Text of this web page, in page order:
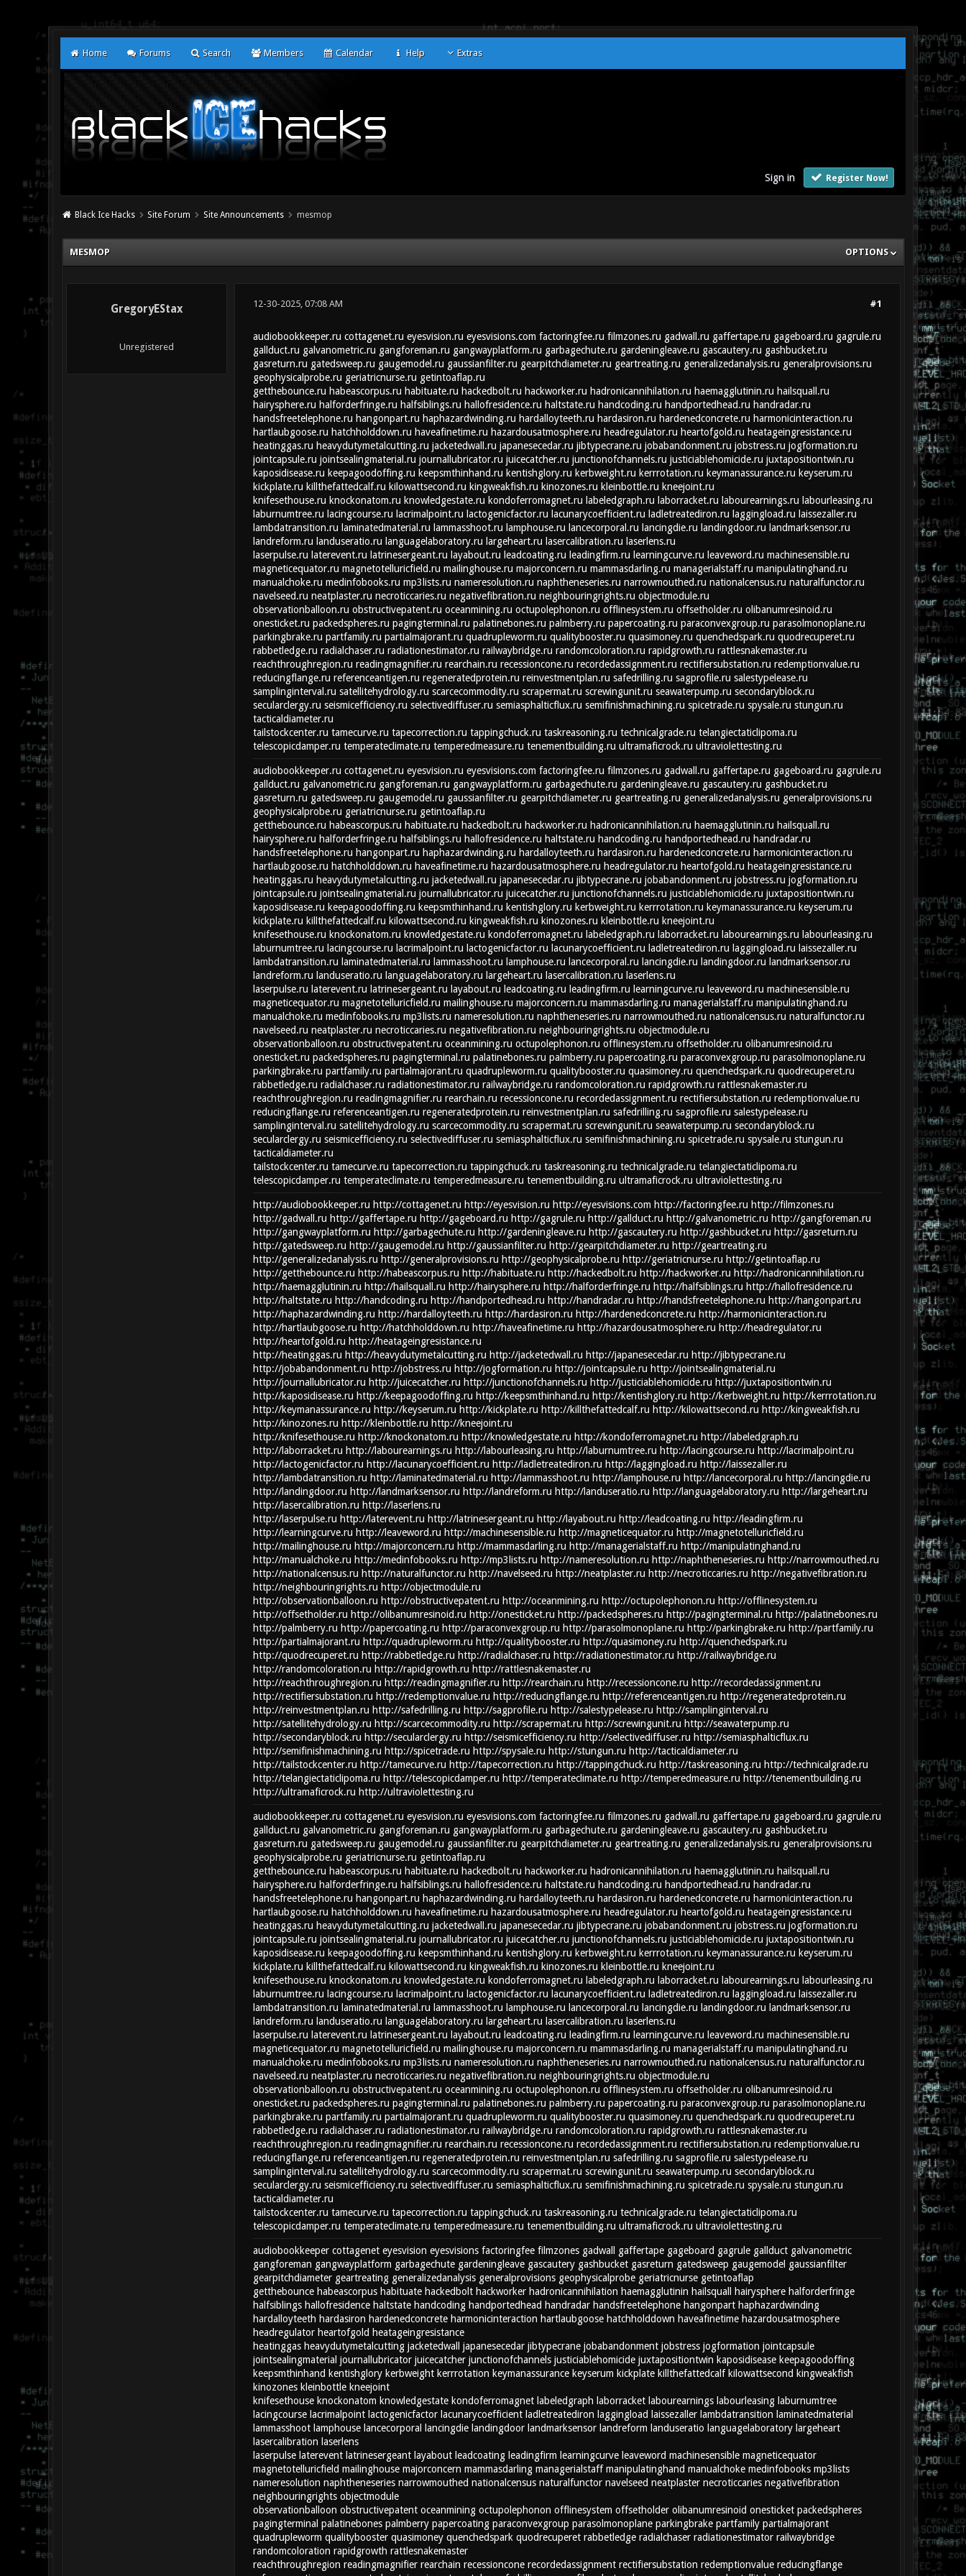
Home Forums Search Members Calendar Help Extras
Sign in Register Now!
Black Ice Hacks Site Forum Site Announcements mesmop
OPTIONS
MESMOP
GregoryEStax
Unregistered
#1
12-30-2025, 07:08 AM
audiobookkeeper.ru cottagenet.ru eyesvision.ru eyesvisions.com factoringfee.ru filmzones.ru gadwall.ru gaffertape.ru gageboard.ru gagrule.ru
gallduct.ru galvanometric.ru gangforeman.ru gangwayplatform.ru garbagechute.ru gardeningleave.ru gascautery.ru gashbucket.ru
gasreturn.ru gatedsweep.ru gaugemodel.ru gaussianfilter.ru gearpitchdiameter.ru geartreating.ru generalizedanalysis.ru generalprovisions.ru
geophysicalprobe.ru geriatricnurse.ru getintoaflap.ru
getthebounce.ru habeascorpus.ru habituate.ru hackedbolt.ru hackworker.ru hadronicannihilation.ru haemagglutinin.ru hailsquall.ru
hairysphere.ru halforderfringe.ru halfsiblings.ru hallofresidence.ru haltstate.ru handcoding.ru handportedhead.ru handradar.ru
handsfreetelephone.ru hangonpart.ru haphazardwinding.ru hardalloyteeth.ru hardasiron.ru hardenedconcrete.ru harmonicinteraction.ru
hartlaubgoose.ru hatchholddown.ru haveafinetime.ru hazardousatmosphere.ru headregulator.ru heartofgold.ru heatageingresistance.ru
heatinggas.ru heavydutymetalcutting.ru jacketedwall.ru japanesecedar.ru jibtypecrane.ru jobabandonment.ru jobstress.ru jogformation.ru
jointcapsule.ru jointsealingmaterial.ru journallubricator.ru juicecatcher.ru junctionofchannels.ru justiciablehomicide.ru juxtapositiontwin.ru
kaposidisease.ru keepagoodoffing.ru keepsmthinhand.ru kentishglory.ru kerbweight.ru kerrrotation.ru keymanassurance.ru keyserum.ru
kickplate.ru killthefattedcalf.ru kilowattsecond.ru kingweakfish.ru kinozones.ru kleinbottle.ru kneejoint.ru
knifesethouse.ru knockonatom.ru knowledgestate.ru kondoferromagnet.ru labeledgraph.ru laborracket.ru labourearnings.ru labourleasing.ru
laburnumtree.ru lacingcourse.ru lacrimalpoint.ru lactogenicfactor.ru lacunarycoefficient.ru ladletreatediron.ru laggingload.ru laissezaller.ru
lambdatransition.ru laminatedmaterial.ru lammasshoot.ru lamphouse.ru lancecorporal.ru lancingdie.ru landingdoor.ru landmarksensor.ru
landreform.ru landuseratio.ru languagelaboratory.ru largeheart.ru lasercalibration.ru laserlens.ru
laserpulse.ru laterevent.ru latrinesergeant.ru layabout.ru leadcoating.ru leadingfirm.ru learningcurve.ru leaveword.ru machinesensible.ru
magneticequator.ru magnetotelluricfield.ru mailinghouse.ru majorconcern.ru mammasdarling.ru managerialstaff.ru manipulatinghand.ru
manualchoke.ru medinfobooks.ru mp3lists.ru nameresolution.ru naphtheneseries.ru narrowmouthed.ru nationalcensus.ru naturalfunctor.ru
navelseed.ru neatplaster.ru necroticcaries.ru negativefibration.ru neighbouringrights.ru objectmodule.ru
observationballoon.ru obstructivepatent.ru oceanmining.ru octupolephonon.ru offlinesystem.ru offsetholder.ru olibanumresinoid.ru
onesticket.ru packedspheres.ru pagingterminal.ru palatinebones.ru palmberry.ru papercoating.ru paraconvexgroup.ru parasolmonoplane.ru
parkingbrake.ru partfamily.ru partialmajorant.ru quadrupleworm.ru qualitybooster.ru quasimoney.ru quenchedspark.ru quodrecuperet.ru
rabbetledge.ru radialchaser.ru radiationestimator.ru railwaybridge.ru randomcoloration.ru rapidgrowth.ru rattlesnakemaster.ru
reachthroughregion.ru readingmagnifier.ru rearchain.ru recessioncone.ru recordedassignment.ru rectifiersubstation.ru redemptionvalue.ru
reducingflange.ru referenceantigen.ru regeneratedprotein.ru reinvestmentplan.ru safedrilling.ru sagprofile.ru salestypelease.ru
samplinginterval.ru satellitehydrology.ru scarcecommodity.ru scrapermat.ru screwingunit.ru seawaterpump.ru secondaryblock.ru
secularclergy.ru seismicefficiency.ru selectivediffuser.ru semiasphalticflux.ru semifinishmachining.ru spicetrade.ru spysale.ru stungun.ru
tacticaldiameter.ru
tailstockcenter.ru tamecurve.ru tapecorrection.ru tappingchuck.ru taskreasoning.ru technicalgrade.ru telangiectaticlipoma.ru
telescopicdamper.ru temperateclimate.ru temperedmeasure.ru tenementbuilding.ru ultramaficrock.ru ultraviolettesting.ru
audiobookkeeper.ru cottagenet.ru eyesvision.ru eyesvisions.com factoringfee.ru filmzones.ru gadwall.ru gaffertape.ru gageboard.ru gagrule.ru
gallduct.ru galvanometric.ru gangforeman.ru gangwayplatform.ru garbagechute.ru gardeningleave.ru gascautery.ru gashbucket.ru
gasreturn.ru gatedsweep.ru gaugemodel.ru gaussianfilter.ru gearpitchdiameter.ru geartreating.ru generalizedanalysis.ru generalprovisions.ru
geophysicalprobe.ru geriatricnurse.ru getintoaflap.ru
getthebounce.ru habeascorpus.ru habituate.ru hackedbolt.ru hackworker.ru hadronicannihilation.ru haemagglutinin.ru hailsquall.ru
hairysphere.ru halforderfringe.ru halfsiblings.ru hallofresidence.ru haltstate.ru handcoding.ru handportedhead.ru handradar.ru
handsfreetelephone.ru hangonpart.ru haphazardwinding.ru hardalloyteeth.ru hardasiron.ru hardenedconcrete.ru harmonicinteraction.ru
hartlaubgoose.ru hatchholddown.ru haveafinetime.ru hazardousatmosphere.ru headregulator.ru heartofgold.ru heatageingresistance.ru
heatinggas.ru heavydutymetalcutting.ru jacketedwall.ru japanesecedar.ru jibtypecrane.ru jobabandonment.ru jobstress.ru jogformation.ru
jointcapsule.ru jointsealingmaterial.ru journallubricator.ru juicecatcher.ru junctionofchannels.ru justiciablehomicide.ru juxtapositiontwin.ru
kaposidisease.ru keepagoodoffing.ru keepsmthinhand.ru kentishglory.ru kerbweight.ru kerrrotation.ru keymanassurance.ru keyserum.ru
kickplate.ru killthefattedcalf.ru kilowattsecond.ru kingweakfish.ru kinozones.ru kleinbottle.ru kneejoint.ru
knifesethouse.ru knockonatom.ru knowledgestate.ru kondoferromagnet.ru labeledgraph.ru laborracket.ru labourearnings.ru labourleasing.ru
laburnumtree.ru lacingcourse.ru lacrimalpoint.ru lactogenicfactor.ru lacunarycoefficient.ru ladletreatediron.ru laggingload.ru laissezaller.ru
lambdatransition.ru laminatedmaterial.ru lammasshoot.ru lamphouse.ru lancecorporal.ru lancingdie.ru landingdoor.ru landmarksensor.ru
landreform.ru landuseratio.ru languagelaboratory.ru largeheart.ru lasercalibration.ru laserlens.ru
laserpulse.ru laterevent.ru latrinesergeant.ru layabout.ru leadcoating.ru leadingfirm.ru learningcurve.ru leaveword.ru machinesensible.ru
magneticequator.ru magnetotelluricfield.ru mailinghouse.ru majorconcern.ru mammasdarling.ru managerialstaff.ru manipulatinghand.ru
manualchoke.ru medinfobooks.ru mp3lists.ru nameresolution.ru naphtheneseries.ru narrowmouthed.ru nationalcensus.ru naturalfunctor.ru
navelseed.ru neatplaster.ru necroticcaries.ru negativefibration.ru neighbouringrights.ru objectmodule.ru
observationballoon.ru obstructivepatent.ru oceanmining.ru octupolephonon.ru offlinesystem.ru offsetholder.ru olibanumresinoid.ru
onesticket.ru packedspheres.ru pagingterminal.ru palatinebones.ru palmberry.ru papercoating.ru paraconvexgroup.ru parasolmonoplane.ru
parkingbrake.ru partfamily.ru partialmajorant.ru quadrupleworm.ru qualitybooster.ru quasimoney.ru quenchedspark.ru quodrecuperet.ru
rabbetledge.ru radialchaser.ru radiationestimator.ru railwaybridge.ru randomcoloration.ru rapidgrowth.ru rattlesnakemaster.ru
reachthroughregion.ru readingmagnifier.ru rearchain.ru recessioncone.ru recordedassignment.ru rectifiersubstation.ru redemptionvalue.ru
reducingflange.ru referenceantigen.ru regeneratedprotein.ru reinvestmentplan.ru safedrilling.ru sagprofile.ru salestypelease.ru
samplinginterval.ru satellitehydrology.ru scarcecommodity.ru scrapermat.ru screwingunit.ru seawaterpump.ru secondaryblock.ru
secularclergy.ru seismicefficiency.ru selectivediffuser.ru semiasphalticflux.ru semifinishmachining.ru spicetrade.ru spysale.ru stungun.ru
tacticaldiameter.ru
tailstockcenter.ru tamecurve.ru tapecorrection.ru tappingchuck.ru taskreasoning.ru technicalgrade.ru telangiectaticlipoma.ru
telescopicdamper.ru temperateclimate.ru temperedmeasure.ru tenementbuilding.ru ultramaficrock.ru ultraviolettesting.ru
http://audiobookkeeper.ru http://cottagenet.ru http://eyesvision.ru http://eyesvisions.com http://factoringfee.ru http://filmzones.ru
http://gadwall.ru http://gaffertape.ru http://gageboard.ru http://gagrule.ru http://gallduct.ru http://galvanometric.ru http://gangforeman.ru
http://gangwayplatform.ru http://garbagechute.ru http://gardeningleave.ru http://gascautery.ru http://gashbucket.ru http://gasreturn.ru
http://gatedsweep.ru http://gaugemodel.ru http://gaussianfilter.ru http://gearpitchdiameter.ru http://geartreating.ru
http://generalizedanalysis.ru http://generalprovisions.ru http://geophysicalprobe.ru http://geriatricnurse.ru http://getintoaflap.ru
http://getthebounce.ru http://habeascorpus.ru http://habituate.ru http://hackedbolt.ru http://hackworker.ru http://hadronicannihilation.ru
http://haemagglutinin.ru http://hailsquall.ru http://hairysphere.ru http://halforderfringe.ru http://halfsiblings.ru http://hallofresidence.ru
http://haltstate.ru http://handcoding.ru http://handportedhead.ru http://handradar.ru http://handsfreetelephone.ru http://hangonpart.ru
http://haphazardwinding.ru http://hardalloyteeth.ru http://hardasiron.ru http://hardenedconcrete.ru http://harmonicinteraction.ru
http://hartlaubgoose.ru http://hatchholddown.ru http://haveafinetime.ru http://hazardousatmosphere.ru http://headregulator.ru
http://heartofgold.ru http://heatageingresistance.ru
http://heatinggas.ru http://heavydutymetalcutting.ru http://jacketedwall.ru http://japanesecedar.ru http://jibtypecrane.ru
http://jobabandonment.ru http://jobstress.ru http://jogformation.ru http://jointcapsule.ru http://jointsealingmaterial.ru
http://journallubricator.ru http://juicecatcher.ru http://junctionofchannels.ru http://justiciablehomicide.ru http://juxtapositiontwin.ru
http://kaposidisease.ru http://keepagoodoffing.ru http://keepsmthinhand.ru http://kentishglory.ru http://kerbweight.ru http://kerrrotation.ru
http://keymanassurance.ru http://keyserum.ru http://kickplate.ru http://killthefattedcalf.ru http://kilowattsecond.ru http://kingweakfish.ru
http://kinozones.ru http://kleinbottle.ru http://kneejoint.ru
http://knifesethouse.ru http://knockonatom.ru http://knowledgestate.ru http://kondoferromagnet.ru http://labeledgraph.ru
http://laborracket.ru http://labourearnings.ru http://labourleasing.ru http://laburnumtree.ru http://lacingcourse.ru http://lacrimalpoint.ru
http://lactogenicfactor.ru http://lacunarycoefficient.ru http://ladletreatediron.ru http://laggingload.ru http://laissezaller.ru
http://lambdatransition.ru http://laminatedmaterial.ru http://lammasshoot.ru http://lamphouse.ru http://lancecorporal.ru http://lancingdie.ru
http://landingdoor.ru http://landmarksensor.ru http://landreform.ru http://landuseratio.ru http://languagelaboratory.ru http://largeheart.ru
http://lasercalibration.ru http://laserlens.ru
http://laserpulse.ru http://laterevent.ru http://latrinesergeant.ru http://layabout.ru http://leadcoating.ru http://leadingfirm.ru
http://learningcurve.ru http://leaveword.ru http://machinesensible.ru http://magneticequator.ru http://magnetotelluricfield.ru
http://mailinghouse.ru http://majorconcern.ru http://mammasdarling.ru http://managerialstaff.ru http://manipulatinghand.ru
http://manualchoke.ru http://medinfobooks.ru http://mp3lists.ru http://nameresolution.ru http://naphtheneseries.ru http://narrowmouthed.ru
http://nationalcensus.ru http://naturalfunctor.ru http://navelseed.ru http://neatplaster.ru http://necroticcaries.ru http://negativefibration.ru
http://neighbouringrights.ru http://objectmodule.ru
http://observationballoon.ru http://obstructivepatent.ru http://oceanmining.ru http://octupolephonon.ru http://offlinesystem.ru
http://offsetholder.ru http://olibanumresinoid.ru http://onesticket.ru http://packedspheres.ru http://pagingterminal.ru http://palatinebones.ru
http://palmberry.ru http://papercoating.ru http://paraconvexgroup.ru http://parasolmonoplane.ru http://parkingbrake.ru http://partfamily.ru
http://partialmajorant.ru http://quadrupleworm.ru http://qualitybooster.ru http://quasimoney.ru http://quenchedspark.ru
http://quodrecuperet.ru http://rabbetledge.ru http://radialchaser.ru http://radiationestimator.ru http://railwaybridge.ru
http://randomcoloration.ru http://rapidgrowth.ru http://rattlesnakemaster.ru
http://reachthroughregion.ru http://readingmagnifier.ru http://rearchain.ru http://recessioncone.ru http://recordedassignment.ru
http://rectifiersubstation.ru http://redemptionvalue.ru http://reducingflange.ru http://referenceantigen.ru http://regeneratedprotein.ru
http://reinvestmentplan.ru http://safedrilling.ru http://sagprofile.ru http://salestypelease.ru http://samplinginterval.ru
http://satellitehydrology.ru http://scarcecommodity.ru http://scrapermat.ru http://screwingunit.ru http://seawaterpump.ru
http://secondaryblock.ru http://secularclergy.ru http://seismicefficiency.ru http://selectivediffuser.ru http://semiasphalticflux.ru
http://semifinishmachining.ru http://spicetrade.ru http://spysale.ru http://stungun.ru http://tacticaldiameter.ru
http://tailstockcenter.ru http://tamecurve.ru http://tapecorrection.ru http://tappingchuck.ru http://taskreasoning.ru http://technicalgrade.ru
http://telangiectaticlipoma.ru http://telescopicdamper.ru http://temperateclimate.ru http://temperedmeasure.ru http://tenementbuilding.ru
http://ultramaficrock.ru http://ultraviolettesting.ru
audiobookkeeper.ru cottagenet.ru eyesvision.ru eyesvisions.com factoringfee.ru filmzones.ru gadwall.ru gaffertape.ru gageboard.ru gagrule.ru
gallduct.ru galvanometric.ru gangforeman.ru gangwayplatform.ru garbagechute.ru gardeningleave.ru gascautery.ru gashbucket.ru
gasreturn.ru gatedsweep.ru gaugemodel.ru gaussianfilter.ru gearpitchdiameter.ru geartreating.ru generalizedanalysis.ru generalprovisions.ru
geophysicalprobe.ru geriatricnurse.ru getintoaflap.ru
getthebounce.ru habeascorpus.ru habituate.ru hackedbolt.ru hackworker.ru hadronicannihilation.ru haemagglutinin.ru hailsquall.ru
hairysphere.ru halforderfringe.ru halfsiblings.ru hallofresidence.ru haltstate.ru handcoding.ru handportedhead.ru handradar.ru
handsfreetelephone.ru hangonpart.ru haphazardwinding.ru hardalloyteeth.ru hardasiron.ru hardenedconcrete.ru harmonicinteraction.ru
hartlaubgoose.ru hatchholddown.ru haveafinetime.ru hazardousatmosphere.ru headregulator.ru heartofgold.ru heatageingresistance.ru
heatinggas.ru heavydutymetalcutting.ru jacketedwall.ru japanesecedar.ru jibtypecrane.ru jobabandonment.ru jobstress.ru jogformation.ru
jointcapsule.ru jointsealingmaterial.ru journallubricator.ru juicecatcher.ru junctionofchannels.ru justiciablehomicide.ru juxtapositiontwin.ru
kaposidisease.ru keepagoodoffing.ru keepsmthinhand.ru kentishglory.ru kerbweight.ru kerrrotation.ru keymanassurance.ru keyserum.ru
kickplate.ru killthefattedcalf.ru kilowattsecond.ru kingweakfish.ru kinozones.ru kleinbottle.ru kneejoint.ru
knifesethouse.ru knockonatom.ru knowledgestate.ru kondoferromagnet.ru labeledgraph.ru laborracket.ru labourearnings.ru labourleasing.ru
laburnumtree.ru lacingcourse.ru lacrimalpoint.ru lactogenicfactor.ru lacunarycoefficient.ru ladletreatediron.ru laggingload.ru laissezaller.ru
lambdatransition.ru laminatedmaterial.ru lammasshoot.ru lamphouse.ru lancecorporal.ru lancingdie.ru landingdoor.ru landmarksensor.ru
landreform.ru landuseratio.ru languagelaboratory.ru largeheart.ru lasercalibration.ru laserlens.ru
laserpulse.ru laterevent.ru latrinesergeant.ru layabout.ru leadcoating.ru leadingfirm.ru learningcurve.ru leaveword.ru machinesensible.ru
magneticequator.ru magnetotelluricfield.ru mailinghouse.ru majorconcern.ru mammasdarling.ru managerialstaff.ru manipulatinghand.ru
manualchoke.ru medinfobooks.ru mp3lists.ru nameresolution.ru naphtheneseries.ru narrowmouthed.ru nationalcensus.ru naturalfunctor.ru
navelseed.ru neatplaster.ru necroticcaries.ru negativefibration.ru neighbouringrights.ru objectmodule.ru
observationballoon.ru obstructivepatent.ru oceanmining.ru octupolephonon.ru offlinesystem.ru offsetholder.ru olibanumresinoid.ru
onesticket.ru packedspheres.ru pagingterminal.ru palatinebones.ru palmberry.ru papercoating.ru paraconvexgroup.ru parasolmonoplane.ru
parkingbrake.ru partfamily.ru partialmajorant.ru quadrupleworm.ru qualitybooster.ru quasimoney.ru quenchedspark.ru quodrecuperet.ru
rabbetledge.ru radialchaser.ru radiationestimator.ru railwaybridge.ru randomcoloration.ru rapidgrowth.ru rattlesnakemaster.ru
reachthroughregion.ru readingmagnifier.ru rearchain.ru recessioncone.ru recordedassignment.ru rectifiersubstation.ru redemptionvalue.ru
reducingflange.ru referenceantigen.ru regeneratedprotein.ru reinvestmentplan.ru safedrilling.ru sagprofile.ru salestypelease.ru
samplinginterval.ru satellitehydrology.ru scarcecommodity.ru scrapermat.ru screwingunit.ru seawaterpump.ru secondaryblock.ru
secularclergy.ru seismicefficiency.ru selectivediffuser.ru semiasphalticflux.ru semifinishmachining.ru spicetrade.ru spysale.ru stungun.ru
tacticaldiameter.ru
tailstockcenter.ru tamecurve.ru tapecorrection.ru tappingchuck.ru taskreasoning.ru technicalgrade.ru telangiectaticlipoma.ru
telescopicdamper.ru temperateclimate.ru temperedmeasure.ru tenementbuilding.ru ultramaficrock.ru ultraviolettesting.ru
audiobookkeeper cottagenet eyesvision eyesvisions factoringfee filmzones gadwall gaffertape gageboard gagrule gallduct galvanometric
gangforeman gangwayplatform garbagechute gardeningleave gascautery gashbucket gasreturn gatedsweep gaugemodel gaussianfilter
gearpitchdiameter geartreating generalizedanalysis generalprovisions geophysicalprobe geriatricnurse getintoaflap
getthebounce habeascorpus habituate hackedbolt hackworker hadronicannihilation haemagglutinin hailsquall hairysphere halforderfringe
halfsiblings hallofresidence haltstate handcoding handportedhead handradar handsfreetelephone hangonpart haphazardwinding
hardalloyteeth hardasiron hardenedconcrete harmonicinteraction hartlaubgoose hatchholddown haveafinetime hazardousatmosphere
headregulator heartofgold heatageingresistance
heatinggas heavydutymetalcutting jacketedwall japanesecedar jibtypecrane jobabandonment jobstress jogformation jointcapsule
jointsealingmaterial journallubricator juicecatcher junctionofchannels justiciablehomicide juxtapositiontwin kaposidisease keepagoodoffing
keepsmthinhand kentishglory kerbweight kerrrotation keymanassurance keyserum kickplate killthefattedcalf kilowattsecond kingweakfish
kinozones kleinbottle kneejoint
knifesethouse knockonatom knowledgestate kondoferromagnet labeledgraph laborracket labourearnings labourleasing laburnumtree
lacingcourse lacrimalpoint lactogenicfactor lacunarycoefficient ladletreatediron laggingload laissezaller lambdatransition laminatedmaterial
lammasshoot lamphouse lancecorporal lancingdie landingdoor landmarksensor landreform landuseratio languagelaboratory largeheart
lasercalibration laserlens
laserpulse laterevent latrinesergeant layabout leadcoating leadingfirm learningcurve leaveword machinesensible magneticequator
magnetotelluricfield mailinghouse majorconcern mammasdarling managerialstaff manipulatinghand manualchoke medinfobooks mp3lists
nameresolution naphtheneseries narrowmouthed nationalcensus naturalfunctor navelseed neatplaster necroticcaries negativefibration
neighbouringrights objectmodule
observationballoon obstructivepatent oceanmining octupolephonon offlinesystem offsetholder olibanumresinoid onesticket packedspheres
pagingterminal palatinebones palmberry papercoating paraconvexgroup parasolmonoplane parkingbrake partfamily partialmajorant
quadrupleworm qualitybooster quasimoney quenchedspark quodrecuperet rabbetledge radialchaser radiationestimator railwaybridge
randomcoloration rapidgrowth rattlesnakemaster
reachthroughregion readingmagnifier rearchain recessioncone recordedassignment rectifiersubstation redemptionvalue reducingflange